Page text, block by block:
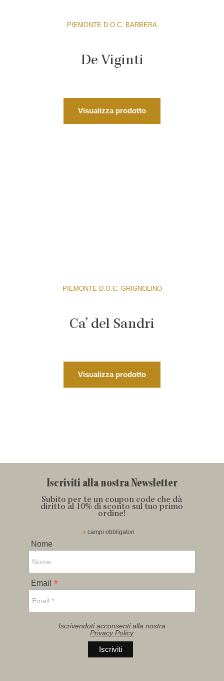
PIEMONTE D.O.C. BARBERA
De Viginti
Visualizza prodotto
PIEMONTE D.O.C. GRIGNOLINO
Ca’ del Sandri
Visualizza prodotto
Iscriviti alla nostra Newsletter
Subito per te un coupon code che dà
diritto al 10% di sconto sul tuo primo
ordine!
* campi obbligatori
Nome
Email *
Iscrivendoti acconsenti alla nostra
Privacy Policy